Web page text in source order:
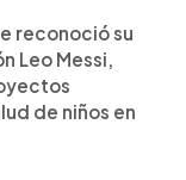
reconoció su
Leo Messi,
de niños en